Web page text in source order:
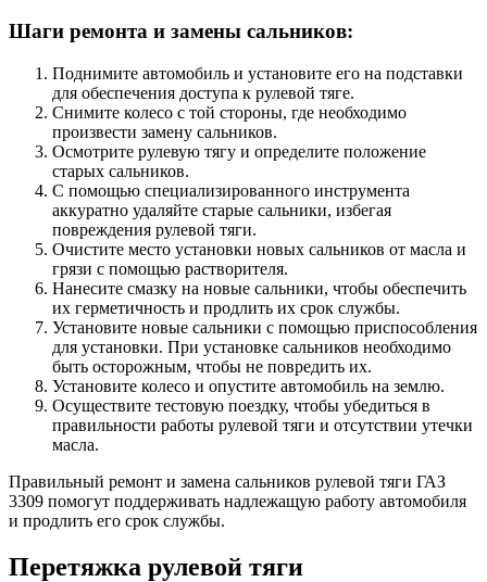
Шаги ремонта и замены сальников:
Поднимите автомобиль и установите его на подставки
для обеспечения доступа к рулевой тяге.
Снимите колесо с той стороны, где необходимо
произвести замену сальников.
Осмотрите рулевую тягу и определите положение
старых сальников.
С помощью специализированного инструмента
аккуратно удаляйте старые сальники, избегая
повреждения рулевой тяги.
Очистите место установки новых сальников от масла и
грязи с помощью растворителя.
Нанесите смазку на новые сальники, чтобы обеспечить
их герметичность и продлить их срок службы.
Установите новые сальники с помощью приспособления
для установки. При установке сальников необходимо
быть осторожным, чтобы не повредить их.
Установите колесо и опустите автомобиль на землю.
Осуществите тестовую поездку, чтобы убедиться в
правильности работы рулевой тяги и отсутствии утечки
масла.
Правильный ремонт и замена сальников рулевой тяги ГАЗ
3309 помогут поддерживать надлежащую работу автомобиля
и продлить его срок службы.
Перетяжка рулевой тяги